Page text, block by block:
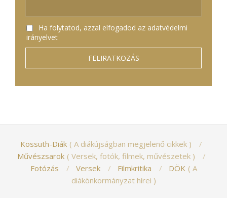
Ha folytatod, azzal elfogadod az adatvédelmi
irányelvet
Kossuth-Diák
A diákújságban megjelenő cikkek
Művészsarok
Versek, fotók, filmek, művészetek
Fotózás
Versek Filmkritika DÖK
A
diákönkormányzat hírei